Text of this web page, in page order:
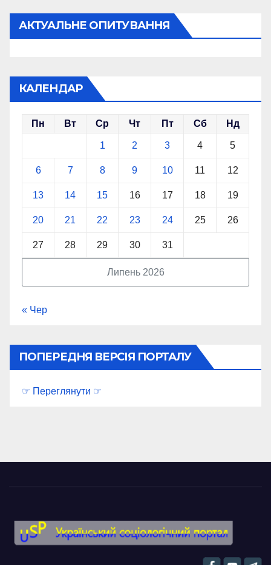
АКТУАЛЬНЕ ОПИТУВАННЯ
КАЛЕНДАР
Липень 2026
Пн Вт Ср Чт Пт Сб Нд
1 2 3 4 5
6 7 8 9 10 11 12
13 14 15 16 17 18 19
20 21 22 23 24 25 26
27 28 29 30 31
« Чер
ПОПЕРЕДНЯ ВЕРСІЯ ПОРТАЛУ
☞ Переглянути ☞